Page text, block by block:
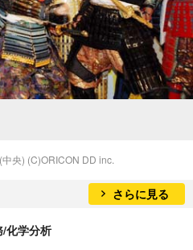
央) (C)ORICON DD inc.
さらに見る
化学分析